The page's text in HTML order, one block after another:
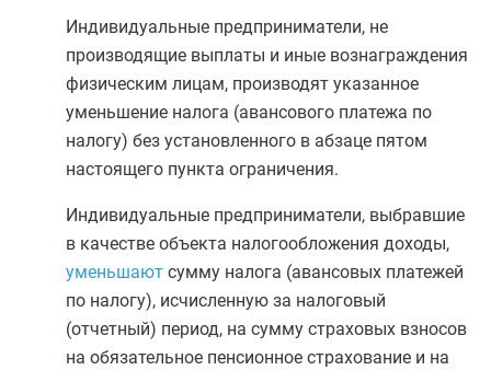
Индивидуальные предприниматели, не
производящие выплаты и иные вознаграждения
физическим лицам, производят указанное
уменьшение налога (авансового платежа по
налогу) без установленного в абзаце пятом
настоящего пункта ограничения.
Индивидуальные предприниматели, выбравшие
в качестве объекта налогообложения доходы,
уменьшают сумму налога (авансовых платежей
по налогу), исчисленную за налоговый
(отчетный) период, на сумму страховых взносов
на обязательное пенсионное страхование и на